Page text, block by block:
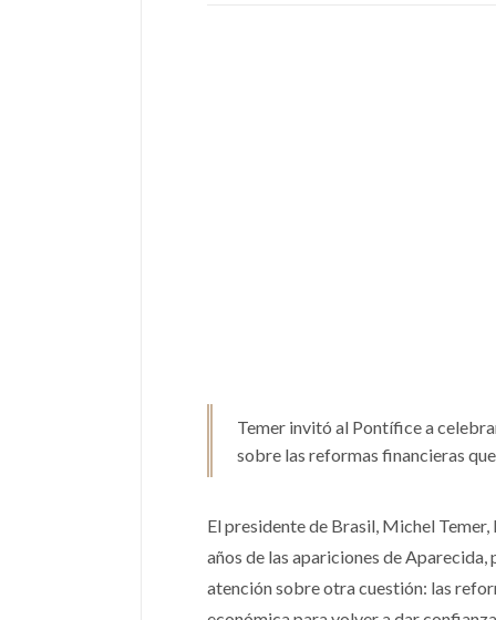
Temer invitó al Pontífice a
sobre las reformas financieras
El presidente de Brasil, Michel
años de las apariciones de
atención sobre otra cuestión: las